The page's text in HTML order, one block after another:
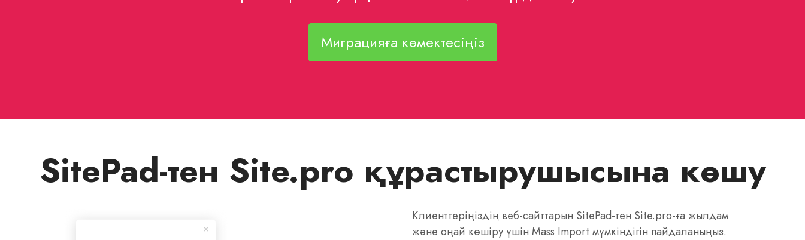
Миграцияға көмектесіңіз
SitePad-тен Site.pro құрастырушысына көшу
Клиенттеріңіздің веб-сайттарын SitePad-тен Site.pro-ға жылдам
және оңай көшіру үшін Mass Import мүмкіндігін пайдаланыңыз.